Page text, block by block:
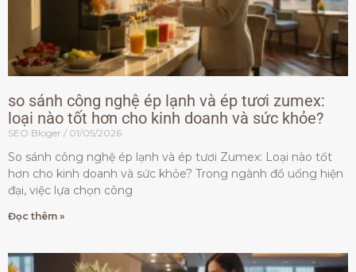
so sánh công nghệ ép lạnh và ép tươi zumex:
loại nào tốt hơn cho kinh doanh và sức khỏe?
SEO Bloger 01/05/2026
So sánh công nghệ ép lạnh và ép tươi Zumex: Loại nào tốt
hơn cho kinh doanh và sức khỏe? Trong ngành đồ uống hiện
đại, việc lựa chọn công
Đọc thêm »